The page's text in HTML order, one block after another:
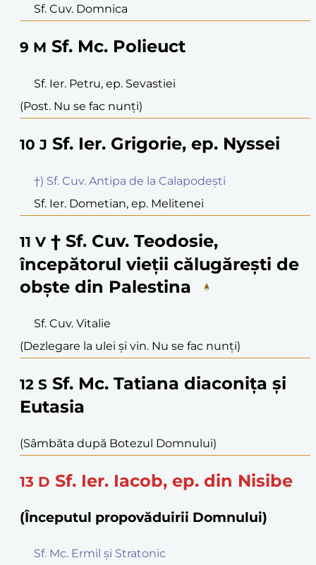
Sf. Cuv. Domnica
9 M Sf. Mc. Polieuct
Sf. Ier. Petru, ep. Sevastiei
(Post. Nu se fac nunți)
10 J Sf. Ier. Grigorie, ep. Nyssei
†) Sf. Cuv. Antipa de la Calapodești
Sf. Ier. Dometian, ep. Melitenei
11 V † Sf. Cuv. Teodosie,
începătorul vieții călugărești de
obște din Palestina
Sf. Cuv. Vitalie
(Dezlegare la ulei și vin. Nu se fac nunți)
12 S Sf. Mc. Tatiana diaconița și
Eutasia
(Sâmbăta după Botezul Domnului)
13 D Sf. Ier. Iacob, ep. din Nisibe
(Începutul propovăduirii Domnului)
Sf. Mc. Ermil și Stratonic